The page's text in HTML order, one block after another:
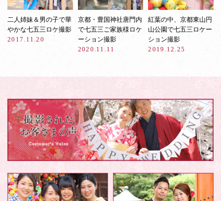
二人姉妹＆男の子で華
やかな七五三ロケ撮影
2017.11.20
京都・豊国神社唐門内
で七五三ご家族様ロケ
ーション撮影
2020.11.11
紅葉の中、京都東山円
山公園で七五三ロケー
ション撮影
2019.12.25